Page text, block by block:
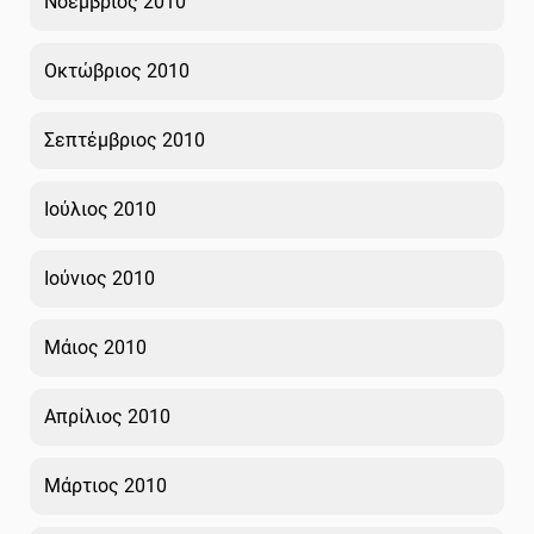
Οκτώβριος 2010
Σεπτέμβριος 2010
Ιούλιος 2010
Ιούνιος 2010
Μάιος 2010
Απρίλιος 2010
Μάρτιος 2010